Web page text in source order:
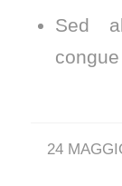
Sed
congue
24 /